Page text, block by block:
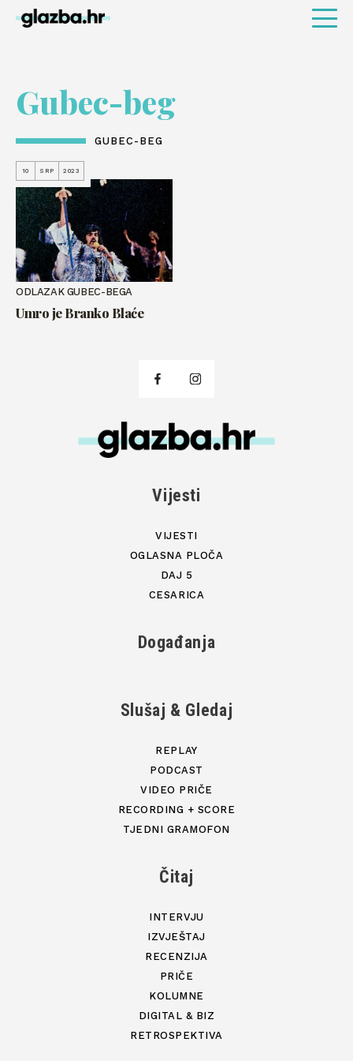
Gubec-beg
GUBEC-BEG
10 SRP 2023
ODLAZAK GUBEC-BEGA
Umro je Branko Blaće
Vijesti
VIJESTI
OGLASNA PLOČA
DAJ 5
CESARICA
Događanja
Slušaj & Gledaj
REPLAY
PODCAST
VIDEO PRIČE
RECORDING + SCORE
TJEDNI GRAMOFON
Čitaj
INTERVJU
IZVJEŠTAJ
RECENZIJA
PRIČE
KOLUMNE
DIGITAL & BIZ
RETROSPEKTIVA